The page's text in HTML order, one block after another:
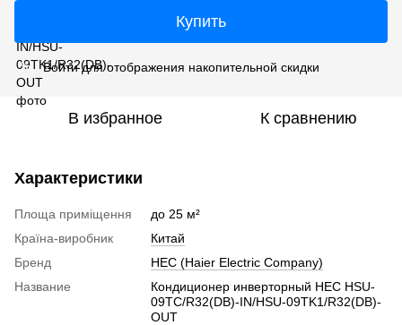
Купить
% Войтидля отображения накопительной скидки
В избранное К сравнению
Характеристики
Площа приміщення
до 25 м²
Країна-виробник
Китай
Бренд
HEC (Haier Electric Company)
Название
Кондиционер инверторный HEC HSU-
09TC/R32(DB)-IN/HSU-09TK1/R32(DB)-
OUT